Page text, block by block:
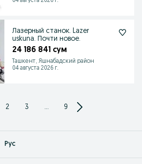
Лазерный станок. Lazer
uskuna. Почти новое.
24 186 841 сум
Ташкент, Яшнабадский район
04 августа 2026 г.
2 3 ... 9
Рус